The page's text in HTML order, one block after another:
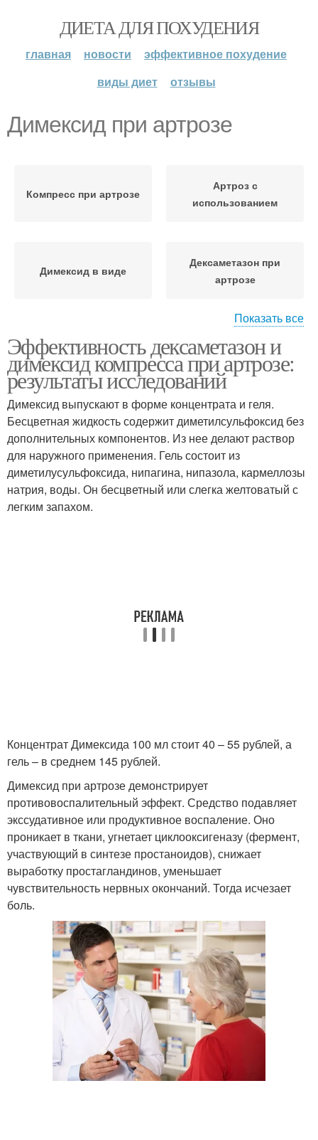
ДИЕТА ДЛЯ ПОХУДЕНИЯ
главная новости
эффективное похудение
виды диет
отзывы
Димексид при артрозе
Компресс при артрозе
Артроз с
использованием
Димексид в виде
Дексаметазон при
артрозе
Димексид в компрессах Димексид по сравнению
Препараты при артрозе Компресс с димексидом
Компрессы с
димексидом
Показать все
Эффективность дексаметазон и
димексид компресса при артрозе:
результаты исследований
Димексид выпускают в форме концентрата и геля.
Бесцветная жидкость содержит диметилсульфоксид без
дополнительных компонентов. Из нее делают раствор
для наружного применения. Гель состоит из
диметилусульфоксида, нипагина, нипазола, кармеллозы
натрия, воды. Он бесцветный или слегка желтоватый с
легким запахом.
Концентрат Димексида 100 мл стоит 40 – 55 рублей, а
гель – в среднем 145 рублей.
Димексид при артрозе демонстрирует
противовоспалительный эффект. Средство подавляет
экссудативное или продуктивное воспаление. Оно
проникает в ткани, угнетает циклооксигеназу (фермент,
участвующий в синтезе простаноидов), снижает
выработку простагландинов, уменьшает
чувствительность нервных окончаний. Тогда исчезает
боль.